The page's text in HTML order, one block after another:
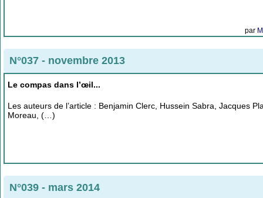
par
N°037 - novembre 2013
Le compas dans l’œil...
Les auteurs de l’article : Benjamin Clerc, Hussein Sabra, Jacques
Moreau, (…)
N°039 - mars 2014